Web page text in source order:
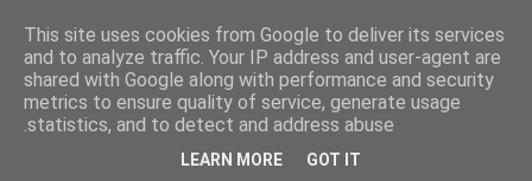
الصفحات
This site uses cookies from Google to deliver its services
and to analyze traffic. Your IP address and user-agent are
shared with Google along with performance and security
metrics to ensure quality of service, generate usage
statistics, and to detect and address abuse.
LEARN MORE GOT IT